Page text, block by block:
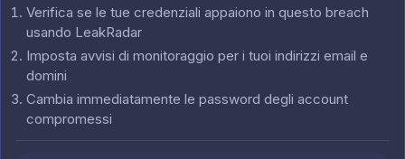
Verifica se le tue credenziali appaiono in questo breach
usando LeakRadar
Imposta avvisi di monitoraggio per i tuoi indirizzi email e
domini
Cambia immediatamente le password degli account
compromessi